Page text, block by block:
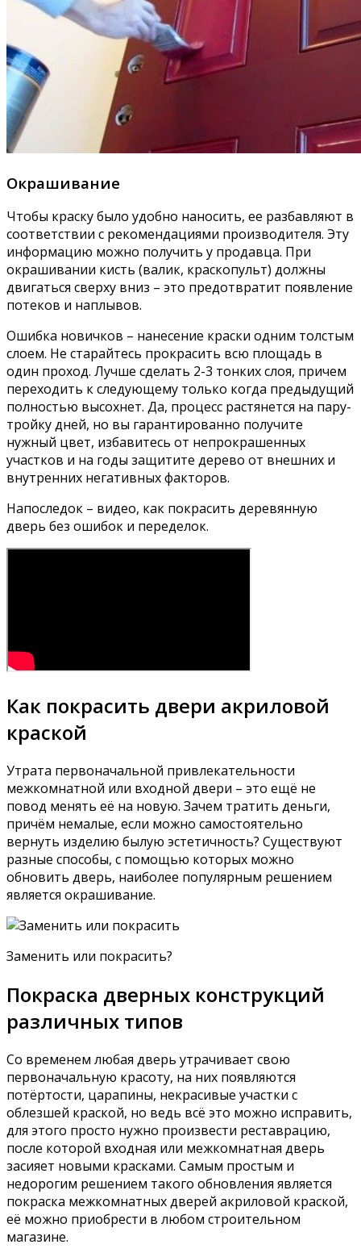
Окрашивание
Чтобы краску было удобно наносить, ее разбавляют в
соответствии с рекомендациями производителя. Эту
информацию можно получить у продавца. При
окрашивании кисть (валик, краскопульт) должны
двигаться сверху вниз – это предотвратит появление
потеков и наплывов.
Ошибка новичков – нанесение краски одним толстым
слоем. Не старайтесь прокрасить всю площадь в
один проход. Лучше сделать 2-3 тонких слоя, причем
переходить к следующему только когда предыдущий
полностью высохнет. Да, процесс растянется на пару-
тройку дней, но вы гарантированно получите
нужный цвет, избавитесь от непрокрашенных
участков и на годы защитите дерево от внешних и
внутренних негативных факторов.
Напоследок – видео, как покрасить деревянную
дверь без ошибок и переделок.
Как покрасить двери акриловой
краской
Утрата первоначальной привлекательности
межкомнатной или входной двери – это ещё не
повод менять её на новую. Зачем тратить деньги,
причём немалые, если можно самостоятельно
вернуть изделию былую эстетичность? Существуют
разные способы, с помощью которых можно
обновить дверь, наиболее популярным решением
является окрашивание.
Заменить или покрасить?
Покраска дверных конструкций
различных типов
Со временем любая дверь утрачивает свою
первоначальную красоту, на них появляются
потёртости, царапины, некрасивые участки с
облезшей краской, но ведь всё это можно исправить,
для этого просто нужно произвести реставрацию,
после которой входная или межкомнатная дверь
засияет новыми красками. Самым простым и
недорогим решением такого обновления является
покраска межкомнатных дверей акриловой краской,
её можно приобрести в любом строительном
магазине.